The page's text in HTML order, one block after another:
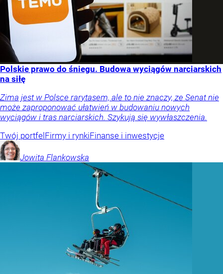
Polskie prawo do śniegu. Budowa wyciągów narciarskich
na siłę
Zima jest w Polsce rarytasem, ale to nie znaczy, ze Senat nie
może zaproponować ułatwień w budowaniu nowych
wyciągów i tras narciarskich. Szykują się wywłaszczenia.
Twój portfel Firmy i rynkiFinanse i inwestycje
Jowita Flankowska